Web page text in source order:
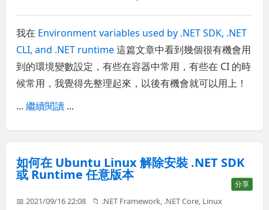
我在 Environment variables used by .NET SDK, .NET
CLI, and .NET runtime這篇文章中看到幾個很有機會用
到的環境變數設定，有些在容器中常用，有些在 CI 的時
候常用，我覺得先整理起來，以後有機會就可以用上！
...繼續閱讀 ...
如何在 Ubuntu Linux 解除安裝 .NET SDK
或 Runtime 任意版本
分享
📅 2021/09/16 22:08 📁 .NET Framework, .NET Core, Linux